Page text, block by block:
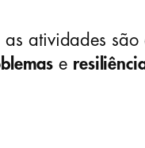
atividades são
e